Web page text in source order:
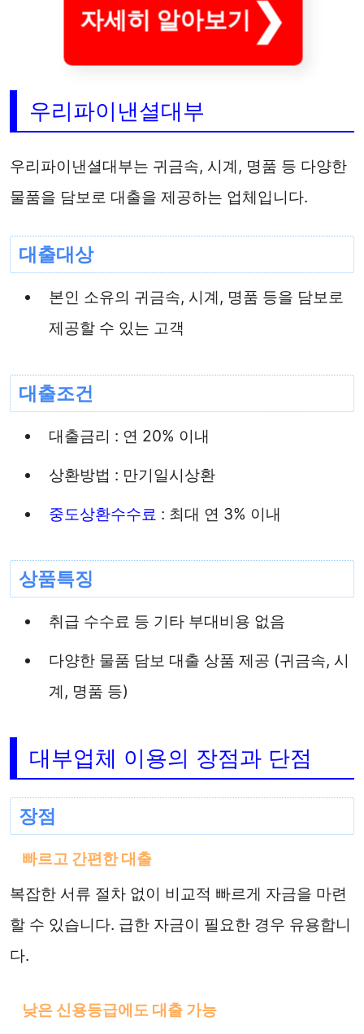
자세히 알아보기
우리파이낸셜대부
우리파이낸셜대부는 귀금속, 시계, 명품 등 다양한
물품을 담보로 대출을 제공하는 업체입니다.
대출대상
본인 소유의 귀금속, 시계, 명품 등을 담보로
제공할 수 있는 고객
대출조건
대출금리 : 연 20% 이내
상환방법 : 만기일시상환
중도상환수수료 : 최대 연 3% 이내
상품특징
취급 수수료 등 기타 부대비용 없음
다양한 물품 담보 대출 상품 제공 (귀금속, 시
계, 명품 등)
대부업체 이용의 장점과 단점
장점
빠르고 간편한 대출
복잡한 서류 절차 없이 비교적 빠르게 자금을 마련
할 수 있습니다. 급한 자금이 필요한 경우 유용합니
다.
낮은 신용등급에도 대출 가능